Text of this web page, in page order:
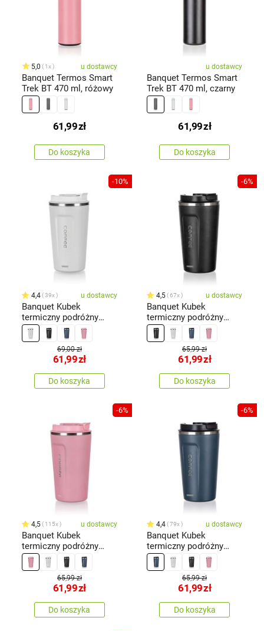
5,0 1x u dostawcy
Banquet Termos Smart
Trek BT 470 ml, różowy
61,99zł
Do koszyka
u dostawcy
Banquet Termos Smart
Trek BT 470 ml, czarny
61,99zł
Do koszyka
-10%
4,4 39x u dostawcy
Banquet Kubek
termiczny podróżny
ARTY 450 ml, biały
69,00 zł
61,99zł
Do koszyka
-6%
4,5 67x u dostawcy
Banquet Kubek
termiczny podróżny
ARTY 450 ml, czarny
65,99 zł
61,99zł
Do koszyka
-6%
4,5 115x u dostawcy
Banquet Kubek
termiczny podróżny
ARTY 450 ml, różowy
65,99 zł
61,99zł
Do koszyka
-6%
4,4 79x u dostawcy
Banquet Kubek
termiczny podróżny
ARTY 450 ml, niebieski
65,99 zł
61,99zł
Do koszyka